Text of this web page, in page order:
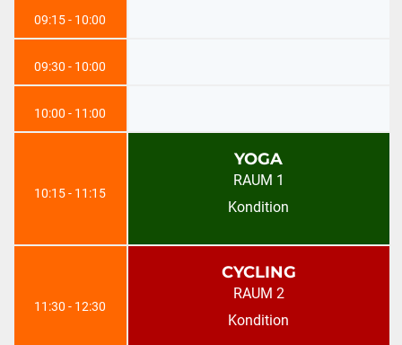
09:15 - 10:00
09:30 - 10:00
10:00 - 11:00
10:15 - 11:15
11:30 - 12:30
YOGA
RAUM 1
Kondition
CYCLING
RAUM 2
Kondition